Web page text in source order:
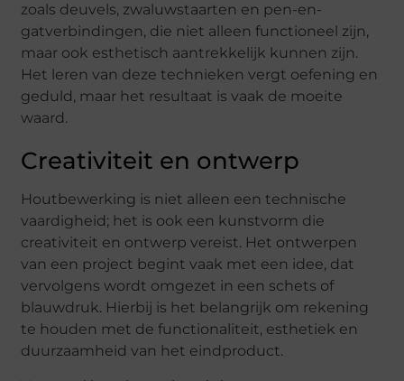
zoals deuvels, zwaluwstaarten en pen-en-
gatverbindingen, die niet alleen functioneel zijn,
maar ook esthetisch aantrekkelijk kunnen zijn.
Het leren van deze technieken vergt oefening en
geduld, maar het resultaat is vaak de moeite
waard.
Creativiteit en ontwerp
Houtbewerking is niet alleen een technische
vaardigheid; het is ook een kunstvorm die
creativiteit en ontwerp vereist. Het ontwerpen
van een project begint vaak met een idee, dat
vervolgens wordt omgezet in een schets of
blauwdruk. Hierbij is het belangrijk om rekening
te houden met de functionaliteit, esthetiek en
duurzaamheid van het eindproduct.